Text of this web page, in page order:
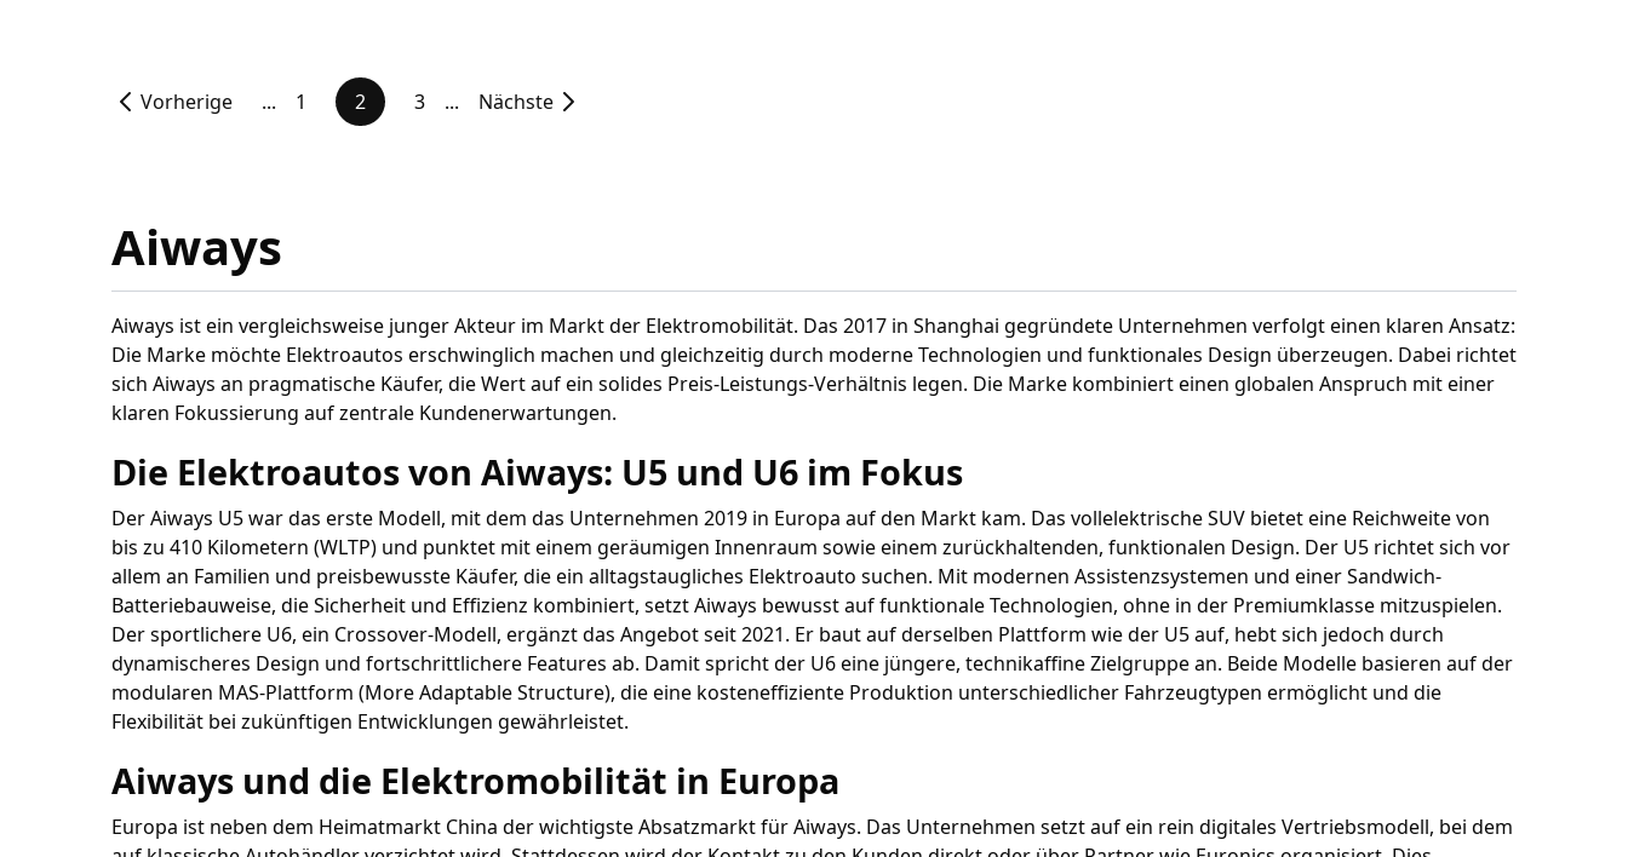
Vorherige ... 1 2 3 ... Nächste
Aiways
Aiways ist ein vergleichsweise junger Akteur im Markt der Elektromobilität. Das 2017 in Shanghai gegründete Unternehmen verfolgt einen klaren Ansatz:
Die Marke möchte Elektroautos erschwinglich machen und gleichzeitig durch moderne Technologien und funktionales Design überzeugen. Dabei richtet
sich Aiways an pragmatische Käufer, die Wert auf ein solides Preis-Leistungs-Verhältnis legen. Die Marke kombiniert einen globalen Anspruch mit einer
klaren Fokussierung auf zentrale Kundenerwartungen.
Die Elektroautos von Aiways: U5 und U6 im Fokus
Der Aiways U5 war das erste Modell, mit dem das Unternehmen 2019 in Europa auf den Markt kam. Das vollelektrische SUV bietet eine Reichweite von
bis zu 410 Kilometern (WLTP) und punktet mit einem geräumigen Innenraum sowie einem zurückhaltenden, funktionalen Design. Der U5 richtet sich vor
allem an Familien und preisbewusste Käufer, die ein alltagstaugliches Elektroauto suchen. Mit modernen Assistenzsystemen und einer Sandwich-
Batteriebauweise, die Sicherheit und Effizienz kombiniert, setzt Aiways bewusst auf funktionale Technologien, ohne in der Premiumklasse mitzuspielen.
Der sportlichere U6, ein Crossover-Modell, ergänzt das Angebot seit 2021. Er baut auf derselben Plattform wie der U5 auf, hebt sich jedoch durch
dynamischeres Design und fortschrittlichere Features ab. Damit spricht der U6 eine jüngere, technikaffine Zielgruppe an. Beide Modelle basieren auf der
modularen MAS-Plattform (More Adaptable Structure), die eine kosteneffiziente Produktion unterschiedlicher Fahrzeugtypen ermöglicht und die
Flexibilität bei zukünftigen Entwicklungen gewährleistet.
Aiways und die Elektromobilität in Europa
Europa ist neben dem Heimatmarkt China der wichtigste Absatzmarkt für Aiways. Das Unternehmen setzt auf ein rein digitales Vertriebsmodell, bei dem